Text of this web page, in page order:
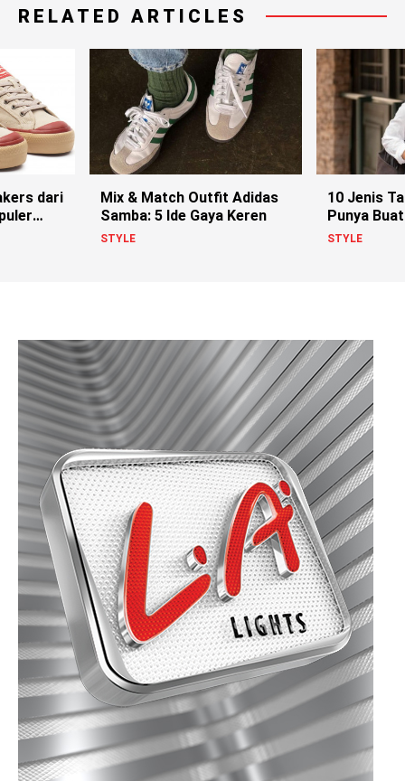
RELATED ARTICLES
dari
Mix & Match Outfit Adidas
Samba: 5 Ide Gaya Keren
STYLE
10 Jenis
Punya
Lo
STYLE